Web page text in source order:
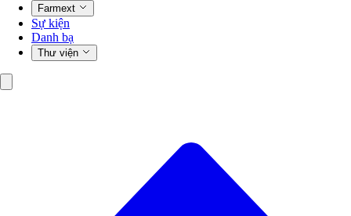
Farmext
Sự kiện
Danh bạ
Thư viện